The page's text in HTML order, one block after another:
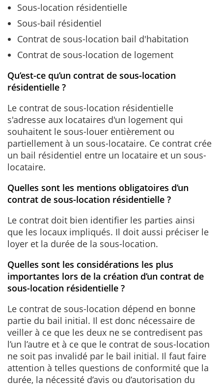
Sous-location résidentielle
Sous-bail résidentiel
Contrat de sous-location bail d'habitation
Contrat de sous-location de logement
Qu’est-ce qu’un contrat de sous-location
résidentielle ?
Le contrat de sous-location résidentielle
s'adresse aux locataires d'un logement qui
souhaitent le sous-louer entièrement ou
partiellement à un sous-locataire. Ce contrat crée
un bail résidentiel entre un locataire et un sous-
locataire.
Quelles sont les mentions obligatoires d’un
contrat de sous-location résidentielle ?
Le contrat doit bien identifier les parties ainsi
que les locaux impliqués. Il doit aussi préciser le
loyer et la durée de la sous-location.
Quelles sont les considérations les plus
importantes lors de la création d’un contrat de
sous-location résidentielle ?
Le contrat de sous-location dépend en bonne
partie du bail initial. Il est donc nécessaire de
veiller à ce que les deux ne se contredisent pas
l’un l’autre et à ce que le contrat de sous-location
ne soit pas invalidé par le bail initial. Il faut faire
attention à telles questions de conformité que la
durée, la nécessité d’avis ou d’autorisation du